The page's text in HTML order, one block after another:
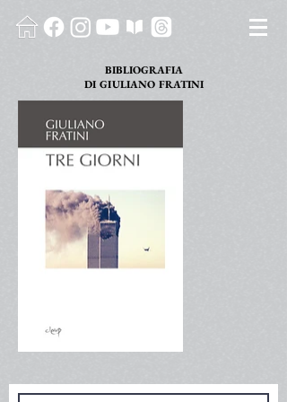
BIBLIOGRAFIA
DI GIULIANO FRATINI